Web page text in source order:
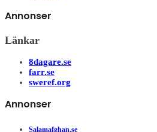
Annonser
Länkar
8dagare.se
farr.se
sweref.org
Annonser
Salamafghan.se